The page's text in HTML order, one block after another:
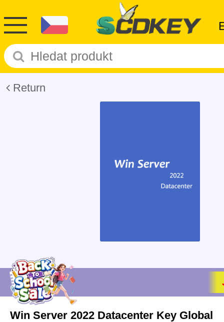
Return
Win Server 2022 Datacenter Key Global